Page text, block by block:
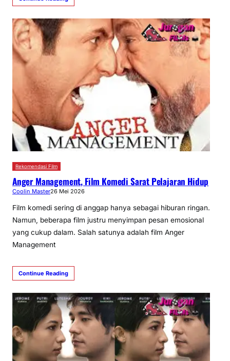
Rekomendasi Film
Anger Management, Film Komedi Sarat Pelajaran Hidup
Coolin Master26 Mei 2026
Film komedi sering di anggap hanya sebagai hiburan ringan.
Namun, beberapa film justru menyimpan pesan emosional
yang cukup dalam. Salah satunya adalah film Anger
Management
Continue Reading